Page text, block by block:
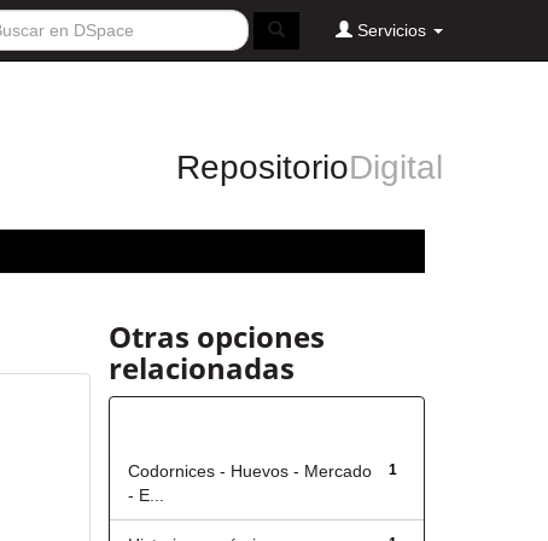
Servicios
RepositorioDigital
Otras opciones
relacionadas
1
Codornices - Huevos - Mercado
- E...